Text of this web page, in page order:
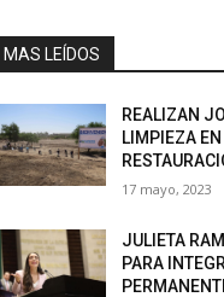
MAS LEÍDOS
REALIZAN
LIMPIEZA
17 mayo, 2023
JULIETA
PARA